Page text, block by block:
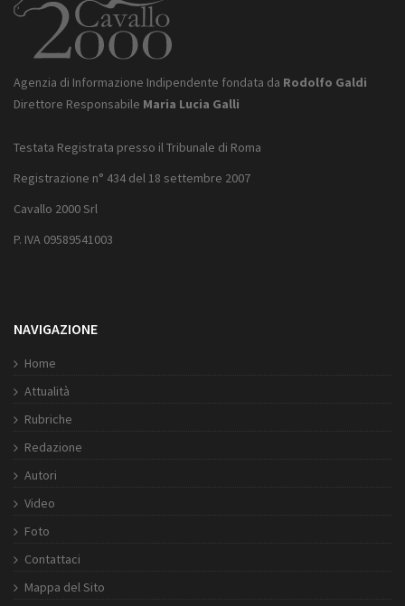
Agenzia di Informazione Indipendente fondata da Rodolfo Galdi
Direttore Responsabile Maria Lucia Galli
Testata Registrata presso il Tribunale di Roma
Registrazione n° 434 del 18 settembre 2007
Cavallo 2000 Srl
P. IVA 09589541003
NAVIGAZIONE
Home
Attualità
Rubriche
Redazione
Autori
Video
Foto
Contattaci
Mappa del Sito